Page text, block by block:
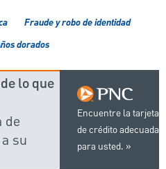
Fraude y robo de identidad
dorados
Encuentre la tarjeta
de crédito adecuada
para usted.
lo que
de
su